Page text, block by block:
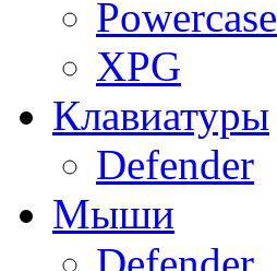
Powercase
XPG
Клавиатуры
Defender
Мыши